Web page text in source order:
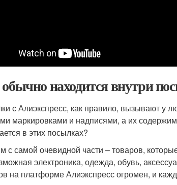
находится внутри
с Алиэкспресс, как правило, вызывают у
маркировками и надписями, а их
в этих посылках?
с самой очевидной части – товаров,
электроника, одежда, обувь,
на платформе Алиэкспресс огромен, и